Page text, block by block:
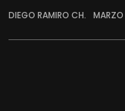
DIEGO RAMIRO CH.